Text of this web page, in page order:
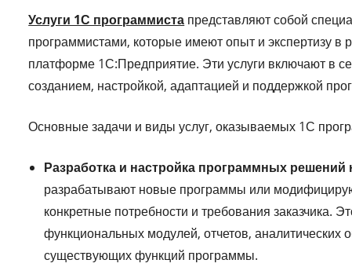
Услуги 1С программиста представляют собой
программистами, которые имеют опыт и экспертизу в
платформе 1С:Предприятие. Эти услуги включают в
созданием, настройкой, адаптацией и поддержкой
Основные задачи и виды услуг, оказываемых 1С
Разработка и настройка программных
разрабатывают новые программы или
конкретные потребности и требования заказчика.
функциональных модулей, отчетов, аналитических
существующих функций программы.